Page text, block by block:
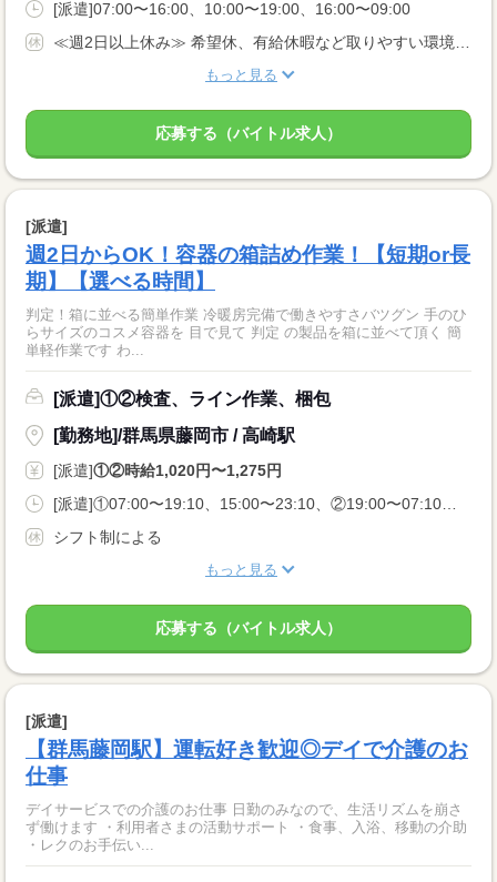
[派遣]07:00〜16:00、10:00〜19:00、16:00〜09:00
もっと見る
応募する（バイトル求人）
[派遣]
週2日からOK！容器の箱詰め作業！【短期or長
期】【選べる時間】
判定！箱に並べる簡単作業 冷暖房完備で働きやすさバツグン 手のひ
らサイズのコスメ容器を 目で見て 判定 の製品を箱に並べて頂く 簡
単軽作業です わ...
[派遣]①②検査、ライン作業、梱包
[勤務地]/群馬県藤岡市 / 高崎駅
[派遣]①②時給1,020円〜1,275円
シフト制による
もっと見る
応募する（バイトル求人）
[派遣]
【群馬藤岡駅】運転好き歓迎◎デイで介護のお
仕事
デイサービスでの介護のお仕事 日勤のみなので、生活リズムを崩さ
ず働けます ・利用者さまの活動サポート ・食事、入浴、移動の介助
・レクのお手伝い...